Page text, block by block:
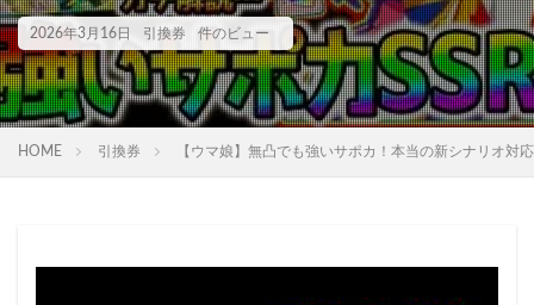
2026年3月16日 引換券 件のビュー
HOME 引換券 【ウマ娘】無凸でも強いサポカ！本当の新シナリオ対